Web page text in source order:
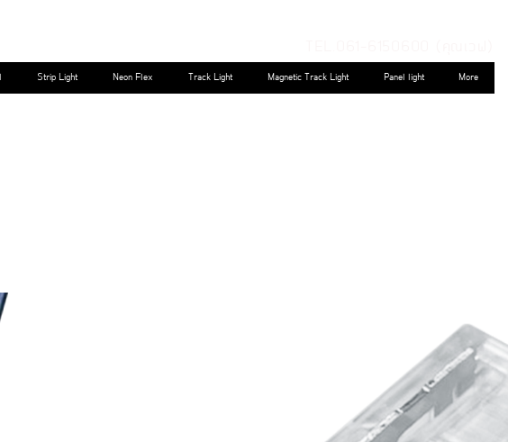
Strip Light Neon Flex Track Light Magnetic Track Light Panel light More